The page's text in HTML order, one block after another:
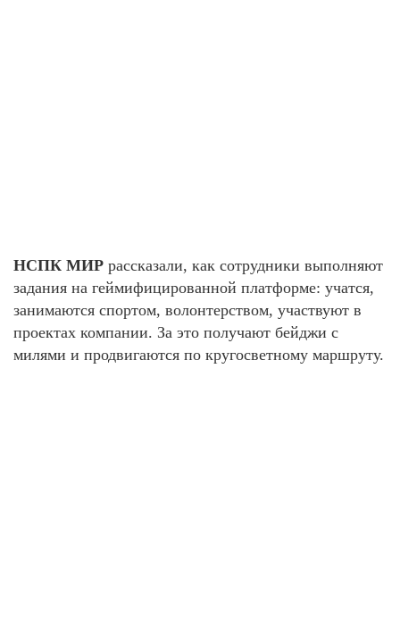
НСПК МИР рассказали, как сотрудники выполняют
задания на геймифицированной платформе: учатся,
занимаются спортом, волонтерством, участвуют в
проектах компании. За это получают бейджи с
милями и продвигаются по кругосветному маршруту.